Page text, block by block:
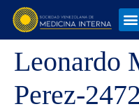
Leonardo
Perez-